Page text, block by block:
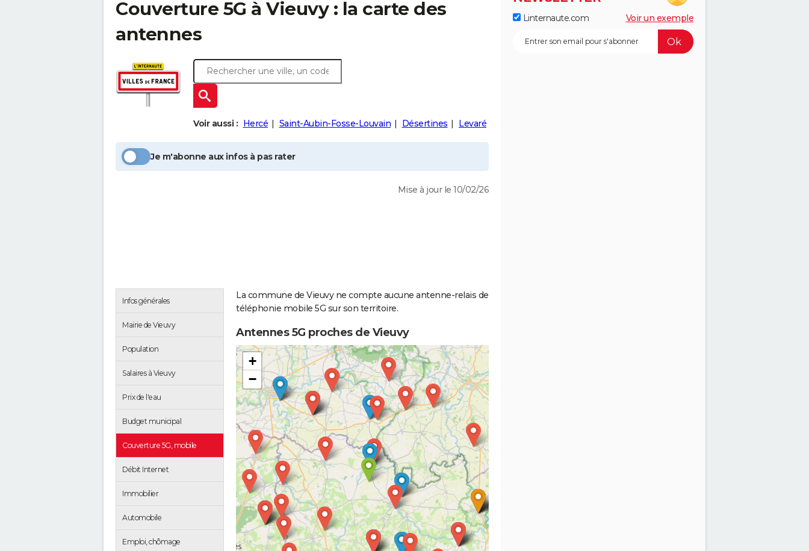
Couverture 5G à Vieuvy: la carte des
antennes
Voir aussi : Hercé Saint-Aubin-Fosse-Louvain Désertines Levaré
Je m'abonne aux infos à pas rater
Mise à jour le 10/02/26
Infos générales
Mairie de Vieuvy
Population
Salaires à Vieuvy
Prix de l'eau
Budget municipal
Couverture 5G, mobile
Débit Internet
Immobilier
Automobile
Emploi, chômage
La commune de Vieuvy ne compte aucune antenne-relais de
téléphonie mobile 5G sur son territoire.
Antennes 5G proches de Vieuvy
+
−
Linternaute.com Voir un exemple